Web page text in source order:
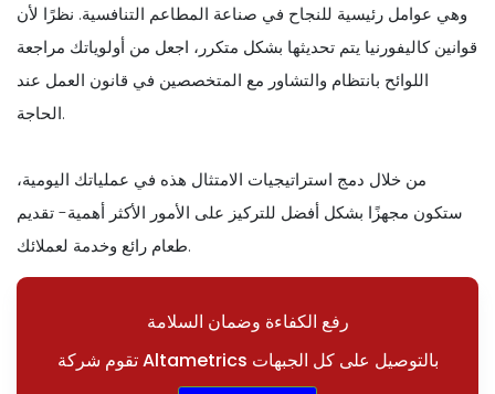
وهي عوامل رئيسية للنجاح في صناعة المطاعم التنافسية. نظرًا لأن
قوانين كاليفورنيا يتم تحديثها بشكل متكرر، اجعل من أولوياتك مراجعة
اللوائح بانتظام والتشاور مع المتخصصين في قانون العمل عند
الحاجة.
من خلال دمج استراتيجيات الامتثال هذه في عملياتك اليومية،
ستكون مجهزًا بشكل أفضل للتركيز على الأمور الأكثر أهمية- تقديم
طعام رائع وخدمة لعملائك.
رفع الكفاءة وضمان السلامة
تقوم شركة Altametrics بالتوصيل على كل الجبهات